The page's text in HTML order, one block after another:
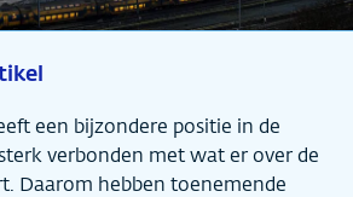
een bijzondere positie in de
verbonden met wat er over de
Daarom hebben toenemende